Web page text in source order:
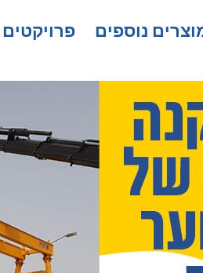
נוספים פרויקטים